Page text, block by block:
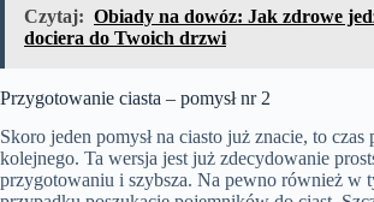
Czytaj: Obiady na dowóz: Jak zdrowe
dociera do Twoich drzwi
Przygotowanie ciasta – pomysł nr 2
Skoro jeden pomysł na ciasto już znacie, to czas
kolejnego. Ta wersja jest już zdecydowanie
przygotowaniu i szybsza. Na pewno również w